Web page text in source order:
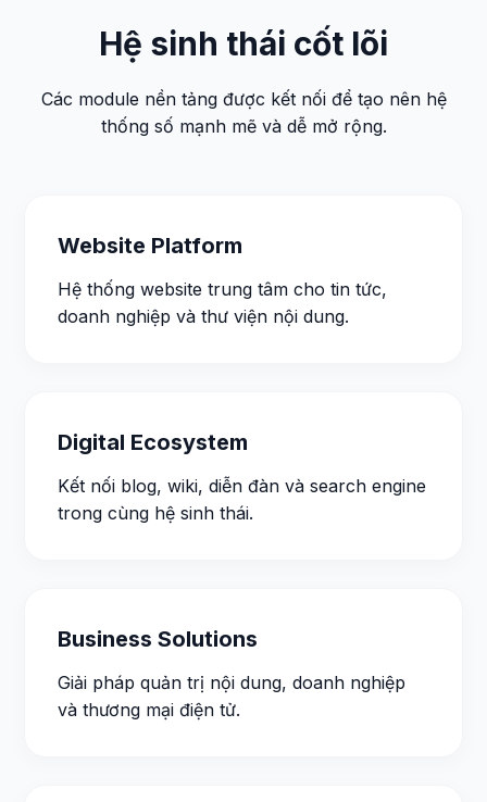
Hệ sinh thái cốt lõi
Các module nền tảng được kết nối để tạo nên hệ
thống số mạnh mẽ và dễ mở rộng.
Website Platform
Hệ thống website trung tâm cho tin tức,
doanh nghiệp và thư viện nội dung.
Digital Ecosystem
Kết nối blog, wiki, diễn đàn và search engine
trong cùng hệ sinh thái.
Business Solutions
Giải pháp quản trị nội dung, doanh nghiệp
và thương mại điện tử.